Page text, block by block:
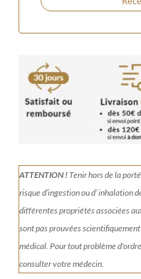
ATTENTION !Tenirhors de la
risque d’ingestion ou d’ inhalation
différentes propriétés associées
sont pas prouvées
médical. Pour tout problème
consulter votre médecin.